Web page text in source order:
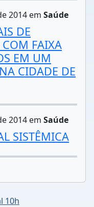
2014 em Saúde
DE
COM FAIXA
EM UM
CIDADE DE
2014 em Saúde
SISTÊMICA
10h